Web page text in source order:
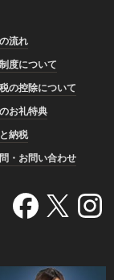
流れ
度について
の控除について
お礼特典
納税
・お問い合わせ